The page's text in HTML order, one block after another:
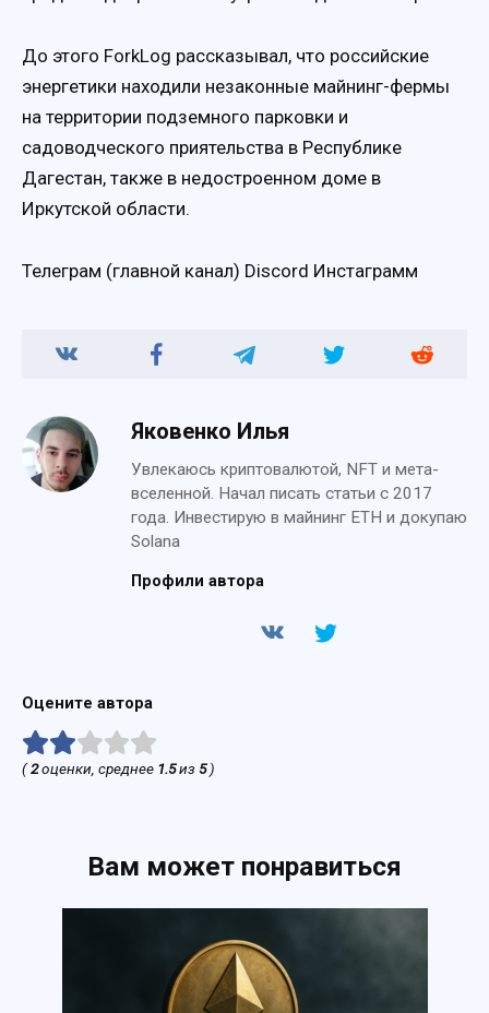
До этого ForkLog рассказывал, что российские
энергетики находили незаконные майнинг-фермы
на территории подземного парковки и
садоводческого приятельства в Республике
Дагестан, также в недостроенном доме в
Иркутской области.
Телеграм (главной канал) Discord Инстаграмм
Яковенко Илья
Увлекаюсь криптовалютой, NFT и мета-
вселенной. Начал писать статьи с 2017
года. Инвестирую в майнинг ETH и докупаю
Solana
Профили автора
Оцените автора
(2оценки, среднее 1.5из 5)
Вам может понравиться